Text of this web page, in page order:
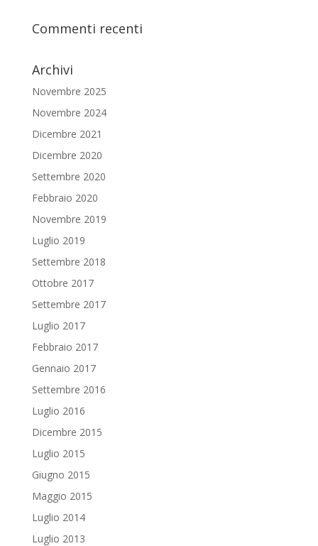
Commenti recenti
Archivi
Novembre 2025
Novembre 2024
Dicembre 2021
Dicembre 2020
Settembre 2020
Febbraio 2020
Novembre 2019
Luglio 2019
Settembre 2018
Ottobre 2017
Settembre 2017
Luglio 2017
Febbraio 2017
Gennaio 2017
Settembre 2016
Luglio 2016
Dicembre 2015
Luglio 2015
Giugno 2015
Maggio 2015
Luglio 2014
Luglio 2013